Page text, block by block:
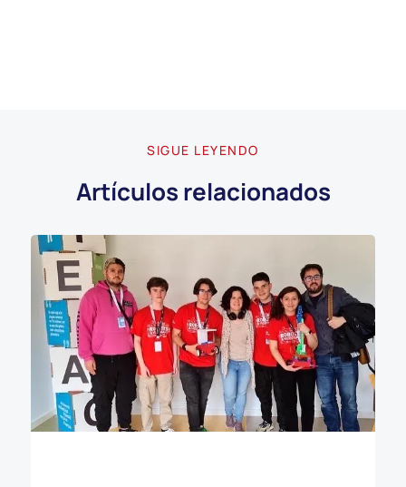
SIGUE LEYENDO
Artículos relacionados